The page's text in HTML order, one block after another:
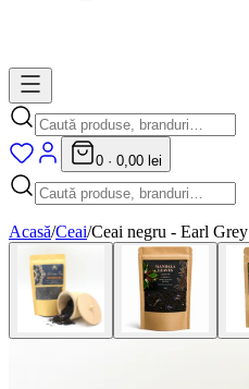
0 · 0,00 lei
Acasă/Ceai/Ceai negru - Earl Grey